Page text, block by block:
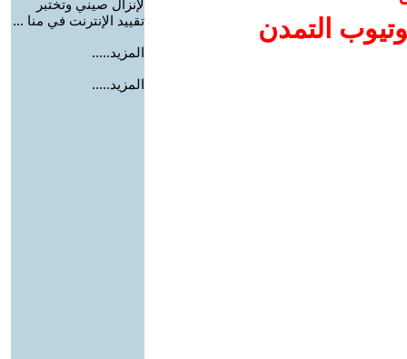
التمدن
لإنزال صيني وتختبر
تقييد الإنترنت في منا ...
المزيد.....
المزيد.....